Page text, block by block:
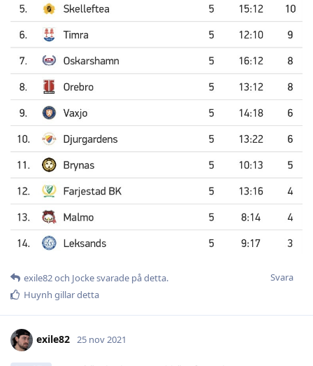
Svara
exile82och Jockesvarade på detta.
Huynh gillar detta
exile82 25 nov 2021